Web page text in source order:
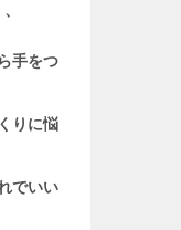
手をつ
りに悩
でいい